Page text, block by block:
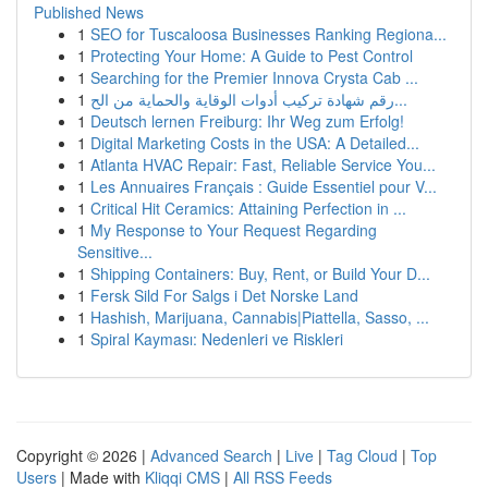
Published News
1 SEO for Tuscaloosa Businesses Ranking Regiona...
1 Protecting Your Home: A Guide to Pest Control
1 Searching for the Premier Innova Crysta Cab ...
1
رقم شهادة تركيب أدوات الوقاية والحماية من الح...
1 Deutsch lernen Freiburg: Ihr Weg zum Erfolg!
1 Digital Marketing Costs in the USA: A Detailed...
1 Atlanta HVAC Repair: Fast, Reliable Service You...
1 Les Annuaires Français : Guide Essentiel pour V...
1 Critical Hit Ceramics: Attaining Perfection in ...
1 My Response to Your Request Regarding
Sensitive...
1 Shipping Containers: Buy, Rent, or Build Your D...
1 Fersk Sild For Salgs i Det Norske Land
1 Hashish, Marijuana, Cannabis|Piattella, Sasso, ...
1 Spiral Kayması: Nedenleri ve Riskleri
Copyright © 2026 | Advanced Search | Live | Tag Cloud | Top
Users | Made with Kliqqi CMS | All RSS Feeds